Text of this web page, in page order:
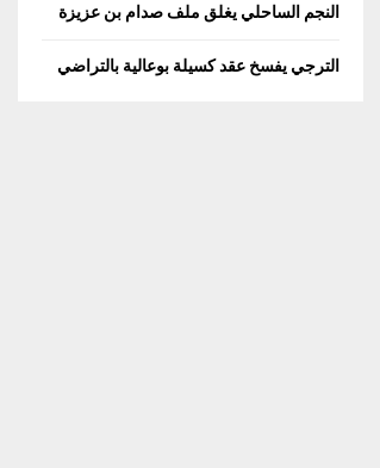
النجم الساحلي يغلق ملف صدام بن عزيزة
الترجي يفسخ عقد كسيلة بوعالية بالتراضي